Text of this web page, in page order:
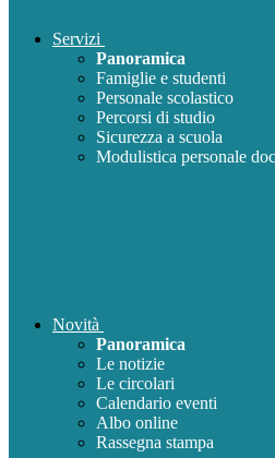
Servizi
Panoramica
Famiglie e studenti
Personale scolastico
Percorsi di studio
Sicurezza a scuola
Modulistica personale
Novità
Panoramica
Le notizie
Le circolari
Calendario eventi
Albo online
Rassegna stampa